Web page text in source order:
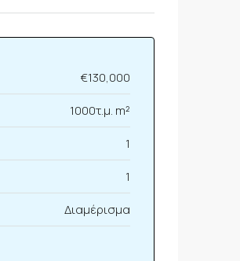
€130,000
1000τ.μ. m²
1
1
Διαμέρισμα